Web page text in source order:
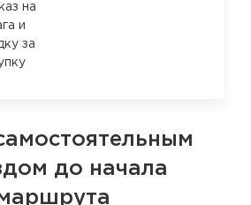
на
и
за
до начала